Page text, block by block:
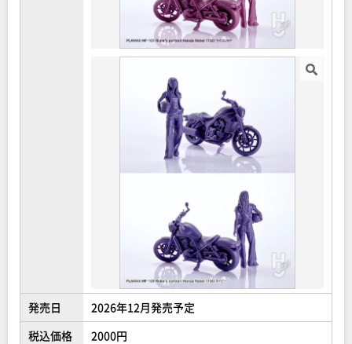
発売日
2026年12月発売予定
税込価格
2000円